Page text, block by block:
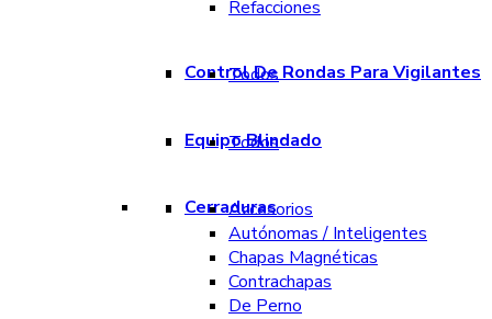
Refacciones
Control De Rondas Para Vigilantes
Todos
Equipo Blindado
Todos
Cerraduras
Accesorios
Autónomas / Inteligentes
Chapas Magnéticas
Contrachapas
De Perno